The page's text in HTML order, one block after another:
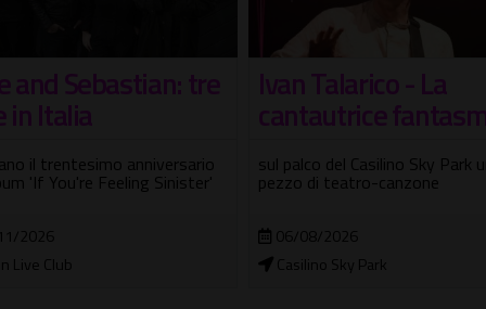
Talarico - La
fantasma
del Casilino Sky Park un
di teatro-canzone
2026
Sky Park
Selecter
Tre nuove date per celebrare
Orion Live Club